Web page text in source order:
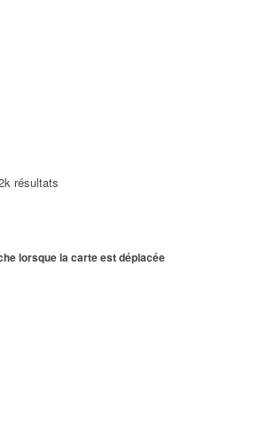
résultats
lorsque la carte est déplacée